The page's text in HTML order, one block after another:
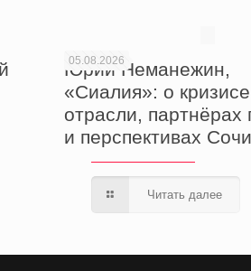
05.08.2026
Юрий Неманежин,
«Сиалия»: о
отрасли, партнёрах
и перспективах
Читать далее